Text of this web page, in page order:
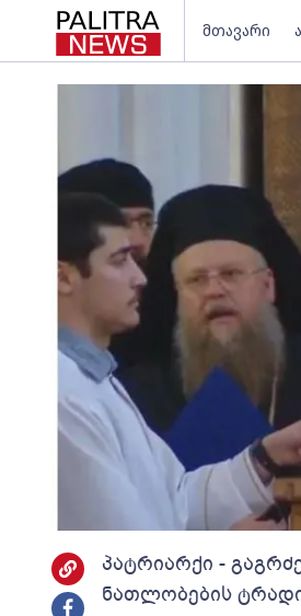
მთავარი
პატრიარქი -
ნათლობების